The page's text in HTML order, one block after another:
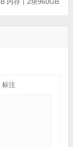
标注